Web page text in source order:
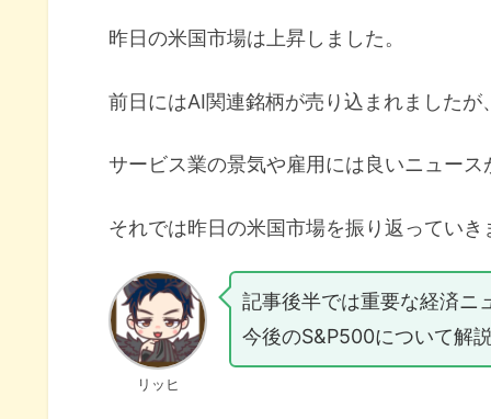
昨日の米国市場は上昇しました。
前日にはAI関連銘柄が売り込まれました
サービス業の景気や雇用には良いニュー
それでは昨日の米国市場を振り返っていき
リッヒ
記事後半では重要な経済ニ
今後のS&P500について解